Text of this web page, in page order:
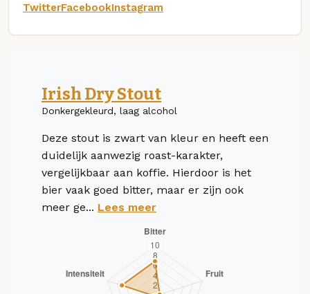
TwitterFacebookInstagram
Irish Dry Stout
Donkergekleurd, laag alcohol
Deze stout is zwart van kleur en heeft een
duidelijk aanwezig roast-karakter,
vergelijkbaar aan koffie. Hierdoor is het
bier vaak goed bitter, maar er zijn ook
meer ge... Lees meer